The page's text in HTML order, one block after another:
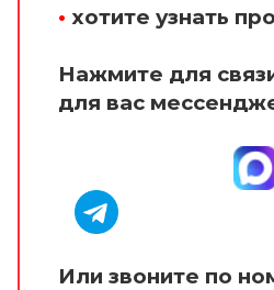
• хотите узнать
Нажмите для
для вас
Или звоните по